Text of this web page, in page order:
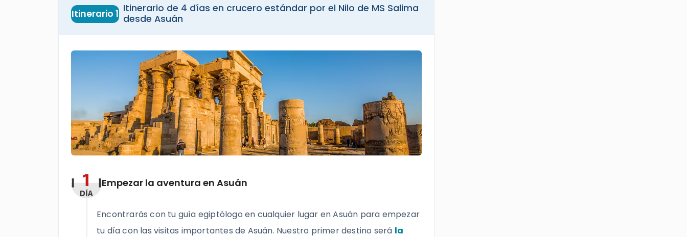
Itinerario 1 Itinerario de 4 días en crucero estándar por el Nilo de MS Salima
desde Asuán
Empezar la aventura en Asuán
Encontrarás con tu guía egiptólogo en cualquier lugar en Asuán para empezar
tu día con las visitas importantes de Asuán. Nuestro primer destino será la